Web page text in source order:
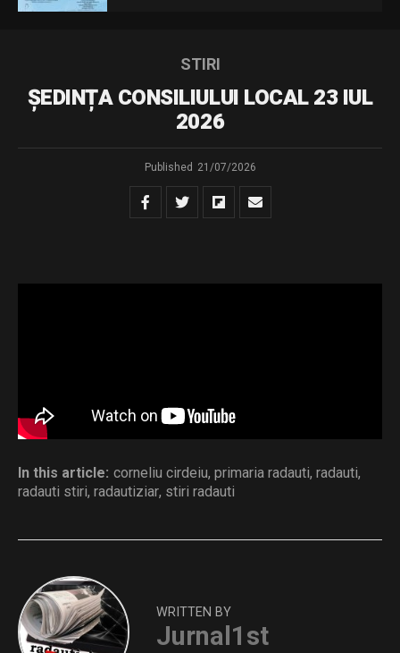
STIRI
ȘEDINȚA CONSILIULUI LOCAL 23 IUL
2026
Published 21/07/2026
In this article: corneliu cirdeiu, primaria radauti, radauti,
radauti stiri, radautiziar, stiri radauti
WRITTEN BY
Jurnal1st